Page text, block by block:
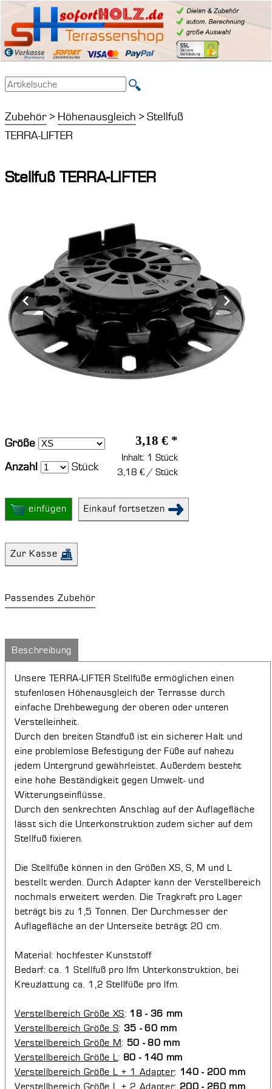
Zubehör > Höhenausgleich > Stellfuß
TERRA-LIFTER
Stellfuß TERRA-LIFTER
Größe
Anzahl Stück
3,18 € *
Inhalt: 1 Stück
3,18 € / Stück
einfügen Einkauf fortsetzen
Zur Kasse
Passendes Zubehör
Beschreibung
Unsere TERRA-LIFTER Stellfüße ermöglichen einen
stufenlosen Höhenausgleich der Terrasse durch
einfache Drehbewegung der oberen oder unteren
Verstelleinheit.
Durch den breiten Standfuß ist ein sicherer Halt und
eine problemlose Befestigung der Füße auf nahezu
jedem Untergrund gewährleistet. Außerdem besteht
eine hohe Beständigkeit gegen Umwelt- und
Witterungseinflüsse.
Durch den senkrechten Anschlag auf der Auflagefläche
lässt sich die Unterkonstruktion zudem sicher auf dem
Stellfuß fixieren.
Die Stellfüße können in den Größen XS, S, M und L
bestellt werden. Durch Adapter kann der Verstellbereich
nochmals erweitert werden. Die Tragkraft pro Lager
beträgt bis zu 1,5 Tonnen. Der Durchmesser der
Auflagefläche an der Unterseite beträgt 20 cm.
Material: hochfester Kunststoff
Bedarf: ca. 1 Stellfuß pro lfm Unterkonstruktion, bei
Kreuzlattung ca. 1,2 Stellfüße pro lfm.
Verstellbereich Größe XS: 18 - 36 mm
Verstellbereich Größe S: 35 - 60 mm
Verstellbereich Größe M: 50 - 80 mm
Verstellbereich Größe L : 80 - 140 mm
Verstellbereich Größe L + 1 Adapter: 140 - 200 mm
Verstellbereich Größe L + 2 Adapter: 200 - 260 mm